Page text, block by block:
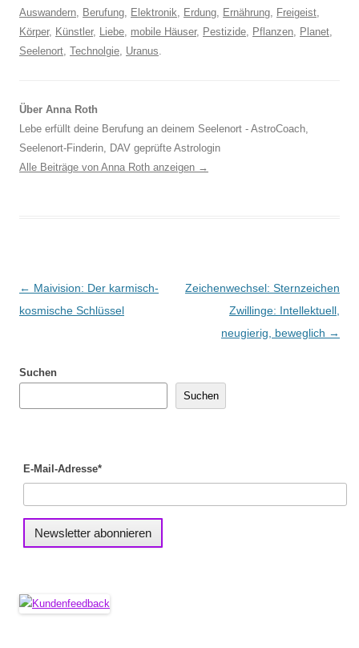
Auswandern, Berufung, Elektronik, Erdung, Ernährung, Freigeist,
Körper, Künstler, Liebe, mobile Häuser, Pestizide, Pflanzen, Planet,
Seelenort, Technolgie, Uranus.
Über Anna Roth
Lebe erfüllt deine Berufung an deinem Seelenort - AstroCoach,
Seelenort-Finderin, DAV geprüfte Astrologin
Alle Beiträge von Anna Roth anzeigen →
Beitragsnavigation
← Maivision: Der karmisch-
kosmische Schlüssel
Zeichenwechsel: Sternzeichen
Zwillinge: Intellektuell,
neugierig, beweglich →
Suchen
Suchen
E-Mail-Adresse*